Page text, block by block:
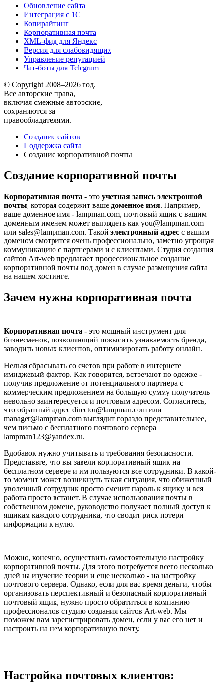
Обновление сайта
Интеграция с 1С
Копирайтинг
Корпоративная почта
XML-фид для Яндекс
Версия для слабовидящих
Управление репутацией
Чат-боты для Telegram
© Copyright 2008–2026 год.
Все авторские права,
включая смежные авторские,
сохраняются за
правообладателями.
Создание сайтов
Поддержка сайта
Создание корпоративной почты
Создание корпоративной почты
Корпоративная почта - это учетная запись электронной
почты, которая содержит ваше доменное имя. Например,
ваше доменное имя - lampman.com, почтовый ящик с вашим
доменным именем может выглядеть как you@lampman.com
или sales@lampman.com. Такой электронный адрес с вашим
доменом смотрится очень профессионально, заметно упрощая
коммуникацию с партнерами и с клиентами. Студия создания
сайтов Аrt-web предлагает профессиональное создание
корпоративной почты под домен в случае размещения сайта
на нашем хостинге.
Зачем нужна корпоративная почта
Корпоративная почта - это мощный инструмент для
бизнесменов, позволяющий повысить узнаваемость бренда,
заводить новых клиентов, оптимизировать работу онлайн.
Нельзя сбрасывать со счетов при работе в интернете
имиджевый фактор. Как говорится, встречают по одежке -
получив предложение от потенциального партнера с
коммерческим предложением на большую сумму получатель
невольно заинтересуется и почтовым адресом. Согласитесь,
что обратный адрес director@lampman.com или
manager@lampman.com выглядит гораздо представительнее,
чем письмо с бесплатного почтового сервера
lampman123@yandex.ru.
Вдобавок нужно учитывать и требования безопасности.
Представьте, что вы завели корпоративный ящик на
бесплатном сервере и им пользуются все сотрудники. В какой-
то момент может возникнуть такая ситуация, что обиженный
уволенный сотрудник просто сменит пароль к ящику и вся
работа просто встанет. В случае использования почты в
собственном домене, руководство получает полный доступ к
ящикам каждого сотрудника, что сводит риск потери
информации к нулю.
Можно, конечно, осуществить самостоятельную настройку
корпоративной почты. Для этого потребуется всего несколько
дней на изучение теории и еще несколько - на настройку
почтового сервера. Однако, если для вас время деньги, чтобы
организовать перспективный и безопасный корпоративный
почтовый ящик, нужно просто обратиться в компанию
профессионалов студию создания сайтов Аrt-web. Мы
поможем вам зарегистрировать домен, если у вас его нет и
настроить на нем корпоративную почту.
Настройка почтовых клиентов: